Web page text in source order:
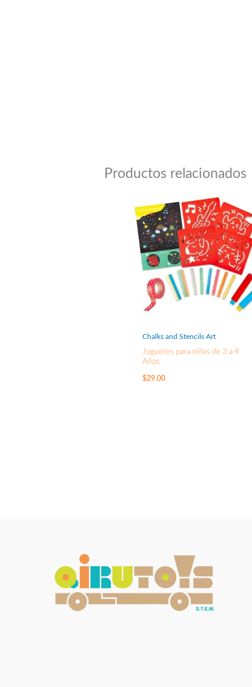
Productos relacionados
Chalks and Stencils Art
Juguetes para niños de 3 a 4
Años
$29.00